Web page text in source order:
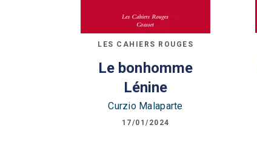
LES CAHIERS ROUGES
Le bonhomme
Lénine
Curzio Malaparte
17/01/2024